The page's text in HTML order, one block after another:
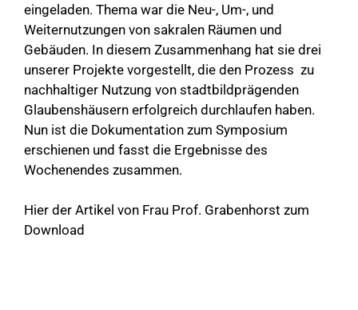
eingeladen. Thema war die Neu-, Um-, und
Weiternutzungen von sakralen Räumen und
Gebäuden. In diesem Zusammenhang hat sie drei
unserer Projekte vorgestellt, die den Prozess zu
nachhaltiger Nutzung von stadtbildprägenden
Glaubenshäusern erfolgreich durchlaufen haben.
Nun ist die Dokumentation zum Symposium
erschienen und fasst die Ergebnisse des
Wochenendes zusammen.
Hier der Artikel von Frau Prof. Grabenhorst zum
Download